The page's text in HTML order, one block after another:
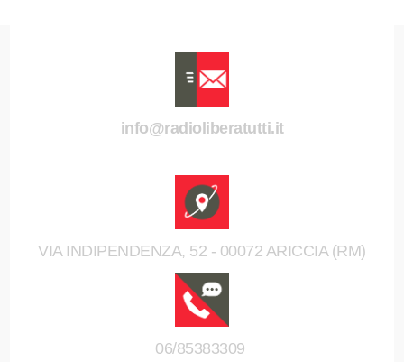
info@radioliberatutti.it
VIA INDIPENDENZA, 52 - 00072 ARICCIA (RM)
06/85383309